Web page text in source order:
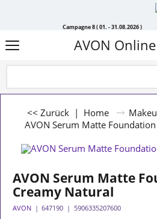
Campagne 8 ( 01. - 31.08.2026 )
AVON
<< Zurück | Home
AVON Serum Matte
AVON Serum Matte
Creamy Natural
AVON 647190 5906335207600